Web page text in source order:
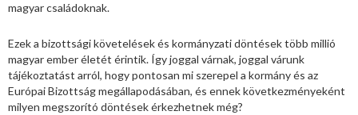
magyar családoknak.
Ezek a bizottsági követelések és kormányzati döntések több millió
magyar ember életét érintik. Így joggal várnak, joggal várunk
tájékoztatást arról, hogy pontosan mi szerepel a kormány és az
Európai Bizottság megállapodásában, és ennek következményeként
milyen megszorító döntések érkezhetnek még?